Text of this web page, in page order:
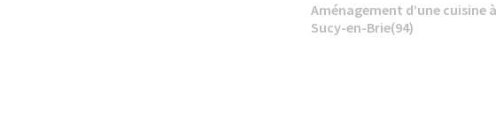
Aménagement d’une cuisine à
Sucy-en-Brie(94)